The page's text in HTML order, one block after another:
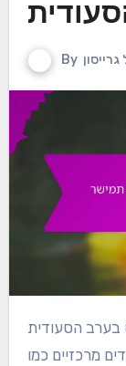
By
מרכזיים כמו